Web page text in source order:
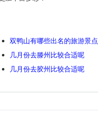
双鸭山有哪些出名的旅游景点
几月份去滕州比较合适呢
几月份去胶州比较合适呢